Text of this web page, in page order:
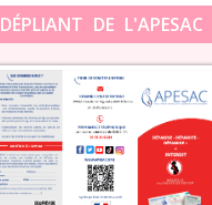
DÉPLIANT DE L'APESAC